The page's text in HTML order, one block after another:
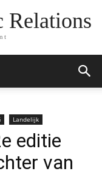
Relations
Landelijk
editie
van